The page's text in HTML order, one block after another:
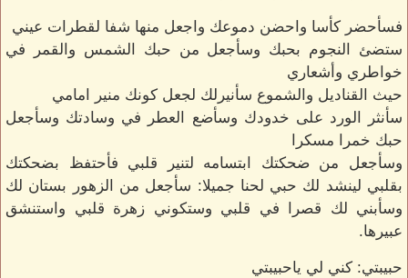
فسأحضر كأسا واحضن دموعك واجعل منها شفا لقطرات عيني
ستضئ النجوم بحبك وسأجعل من حبك الشمس والقمر في
خواطري وأشعاري
حيث القناديل والشموع سأنيرلك لجعل كونك منير امامي
سأنثر الورد على خدودك وسأضع العطر في وسادتك وسأجعل
حبك خمرا مسكرا
وسأجعل من ضحكتك ابتسامه لتنير قلبي فأحتفظ بضحكتك
بقلبي لينشد لك حبي لحنا جميلا: سأجعل من الزهور بستان لك
وسأبني لك قصرا في قلبي وستكوني زهرة قلبي واستنشق
عبيرها.
حبيبتي: كني لي ياحبيبتي